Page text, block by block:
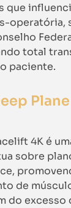
que
operatória,
total
paciente.
4K é
sobre
de
do excesso